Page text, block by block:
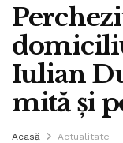
Iulian
mită și
Acasă Actualitate